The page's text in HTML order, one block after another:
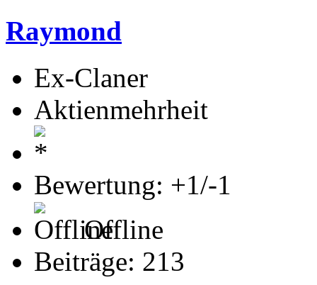
Raymond
Ex-Claner
Aktienmehrheit
Bewertung: +1/-1
Offline
Beiträge: 213